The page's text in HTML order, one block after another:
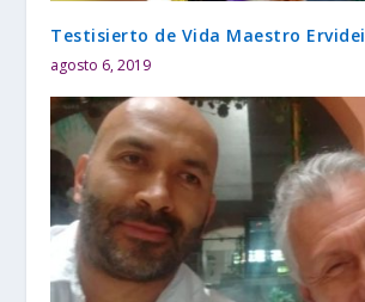
Testisierto de Vida Maestro Ervidei
agosto 6, 2019